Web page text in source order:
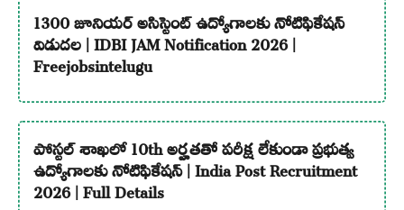
1300 జూనియర్ అసిస్టెంట్ ఉద్యోగాలకు నోటిఫికేషన్
విడుదల | IDBI JAM Notification 2026 |
Freejobsintelugu
పోస్టల్ శాఖలో 10th అర్హతతో పరీక్ష లేకుండా ప్రభుత్వ
ఉద్యోగాలకు నోటిఫికేషన్ | India Post Recruitment
2026 | Full Details